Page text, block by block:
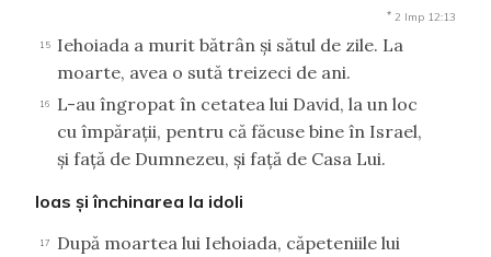
* 2 Imp 12:13
15
Iehoiada a murit bătrân şi sătul de zile. La
moarte, avea o sută treizeci de ani.
16
L-au îngropat în cetatea lui David, la un loc
cu împăraţii, pentru că făcuse bine în Israel,
şi faţă de Dumnezeu, şi faţă de Casa Lui.
Ioas şi închinarea la idoli
17
După moartea lui Iehoiada, căpeteniile lui